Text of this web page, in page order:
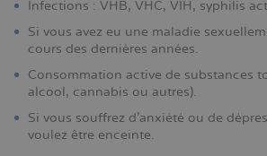
Infections : VHB, VHC, VIH, syphilis
Si vous avez eu une maladie
cours des dernières années.
Consommation active de substances
alcool, cannabis ou autres).
Si vous souffrez d'anxiété ou de
voulez être enceinte.